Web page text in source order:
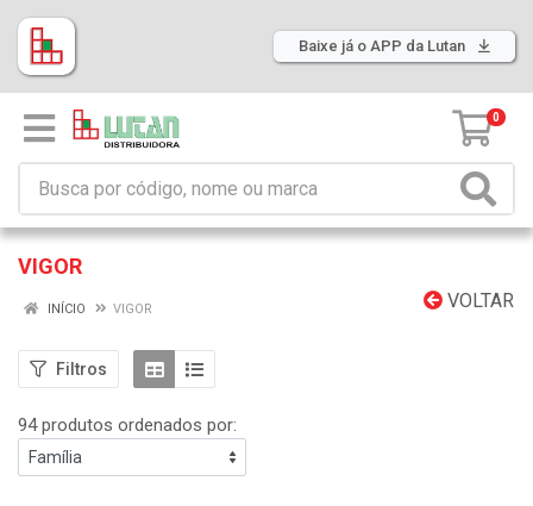
Baixe já o APP da Lutan
0
VIGOR
VOLTAR
INÍCIO VIGOR
Filtros
94 produtos ordenados por: